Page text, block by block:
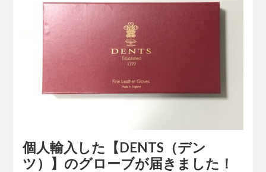
個人輸入した【DENTS（デン
ツ）】のグローブが届きました！